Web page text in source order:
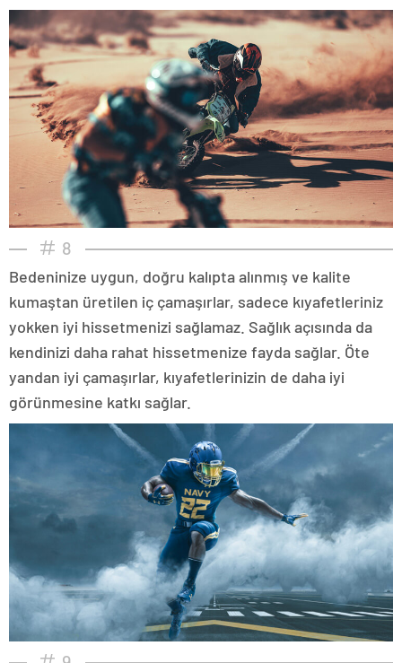
8
Bedeninize uygun, doğru kalıpta alınmış ve kalite
kumaştan üretilen iç çamaşırlar, sadece kıyafetleriniz
yokken iyi hissetmenizi sağlamaz. Sağlık açısında da
kendinizi daha rahat hissetmenize fayda sağlar. Öte
yandan iyi çamaşırlar, kıyafetlerinizin de daha iyi
görünmesine katkı sağlar.